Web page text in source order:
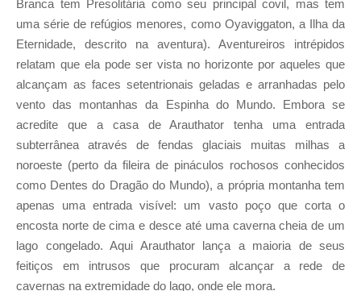
Branca tem Presolitária como seu principal covil, mas tem
uma série de refúgios menores, como Oyaviggaton, a Ilha da
Eternidade, descrito na aventura). Aventureiros intrépidos
relatam que ela pode ser vista no horizonte por aqueles que
alcançam as faces setentrionais geladas e arranhadas pelo
vento das montanhas da Espinha do Mundo. Embora se
acredite que a casa de Arauthator tenha uma entrada
subterrânea através de fendas glaciais muitas milhas a
noroeste (perto da fileira de pináculos rochosos conhecidos
como Dentes do Dragão do Mundo), a própria montanha tem
apenas uma entrada visível: um vasto poço que corta o
encosta norte de cima e desce até uma caverna cheia de um
lago congelado. Aqui Arauthator lança a maioria de seus
feitiços em intrusos que procuram alcançar a rede de
cavernas na extremidade do lago, onde ele mora.